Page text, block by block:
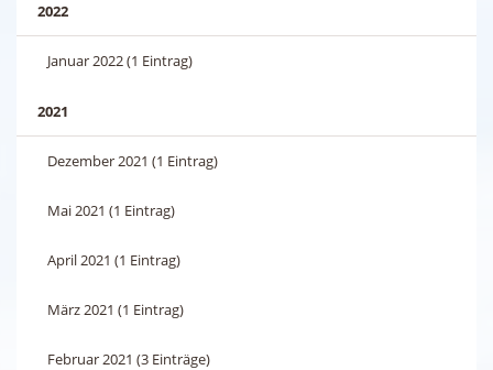
2022
Januar 2022 (1 Eintrag)
2021
Dezember 2021 (1 Eintrag)
Mai 2021 (1 Eintrag)
April 2021 (1 Eintrag)
März 2021 (1 Eintrag)
Februar 2021 (3 Einträge)